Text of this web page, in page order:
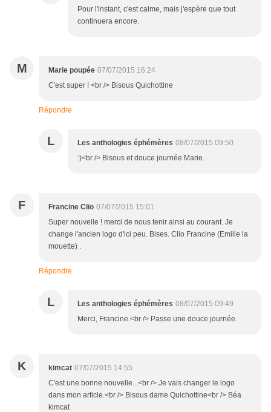
Pour l'instant, c'est calme, mais j'espère que tout
continuera encore.
M Marie poupée 07/07/2015 16:24
C'est super ! <br /> Bisous Quichottine
Répondre
L Les anthologies éphémères 08/07/2015 09:50
:)<br /> Bisous et douce journée Marie.
F Francine Clio 07/07/2015 15:01
Super nouvelle ! merci de nous tenir ainsi au courant. Je
change l'ancien logo d'ici peu. Bises. Clio Francine (Emilie la
mouette) .
Répondre
L Les anthologies éphémères 08/07/2015 09:49
Merci, Francine.<br /> Passe une douce journée.
K kimcat 07/07/2015 14:55
C'est une bonne nouvelle...<br /> Je vais changer le logo
dans mon article.<br /> Bisous dame Quichottine<br /> Béa
kimcat